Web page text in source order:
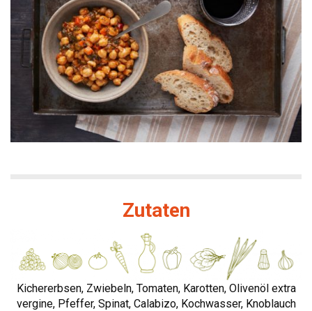
Zutaten
Kichererbsen, Zwiebeln, Tomaten, Karotten, Olivenöl extra
vergine, Pfeffer, Spinat, Calabizo, Kochwasser, Knoblauch